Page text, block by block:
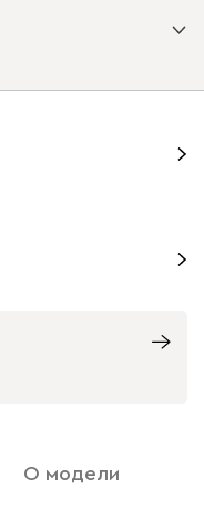
О модели